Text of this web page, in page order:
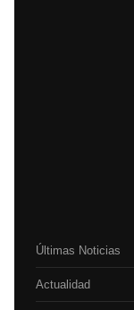
Últimas Noticias
Actualidad